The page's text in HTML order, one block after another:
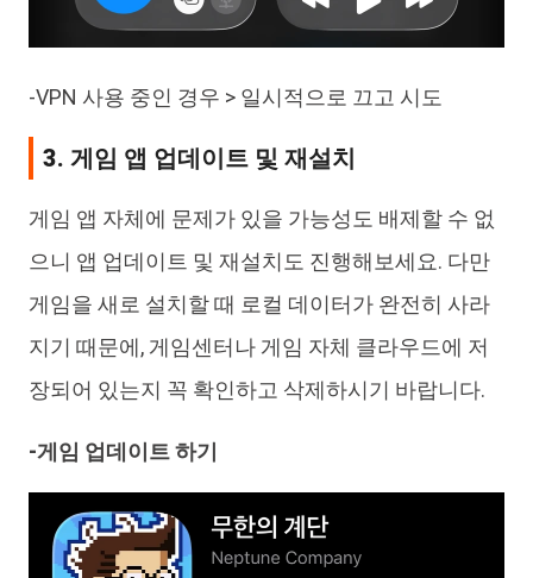
-VPN 사용 중인 경우 > 일시적으로 끄고 시도
3. 게임 앱 업데이트 및 재설치
게임 앱 자체에 문제가 있을 가능성도 배제할 수 없
으니 앱 업데이트 및 재설치도 진행해보세요. 다만
게임을 새로 설치할 때 로컬 데이터가 완전히 사라
지기 때문에, 게임센터나 게임 자체 클라우드에 저
장되어 있는지 꼭 확인하고 삭제하시기 바랍니다.
-게임 업데이트 하기